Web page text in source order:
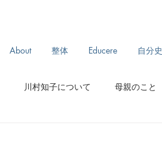
About 整体 Educere 自分史
川村知子について 母親のこと